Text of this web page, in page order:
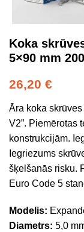
Koka
5×90 mm
26,20 €
Āra koka
V2”. Piemērotas
konstrukcijām.
Iegriezums
šķelšanās risku.
Euro Code 5
Modelis:
Diametrs: 5,0